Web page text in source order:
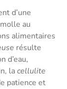
d’une
au
alimentaires
résulte
d’eau,
lacellulite
patience et